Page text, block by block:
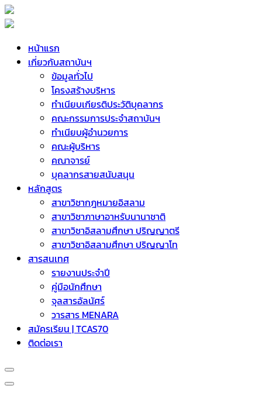
หน้าแรก
เกี่ยวกับสถาบันฯ
ข้อมูลทั่วไป
โครงสร้างบริหาร
ทำเนียบเกียรติประวัติบุคลากร
คณะกรรมการประจำสถาบันฯ
ทำเนียบผู้อำนวยการ
คณะผู้บริหาร
คณาจารย์
บุคลากรสายสนับสนุน
หลักสูตร
สาขาวิชากฎหมายอิสลาม
สาขาวิชาภาษาอาหรับนานาชาติ
สาขาวิชาอิสลามศึกษา ปริญญาตรี
สาขาวิชาอิสลามศึกษา ปริญญาโท
สารสนเทศ
รายงานประจำปี
คู่มือนักศึกษา
จุลสารอัลนัศร์
วารสาร MENARA
สมัครเรียน | TCAS70
ติดต่อเรา